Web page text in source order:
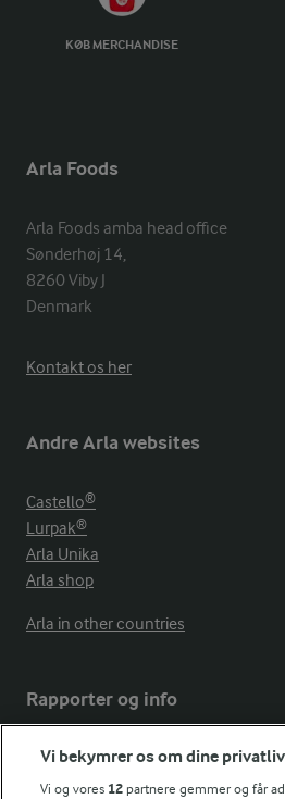
KØB MERCHANDISE
Arla Foods
Arla Foods amba head office
Sønderhøj 14,
8260 Viby J
Denmark
Kontakt os her
Andre Arla websites
Castello®
Lurpak®
Arla Unika
Arla shop
Arla in other countries
Rapporter og info
Årsrapport
FarmAhead™ Check rapport
Vi bekymrer os om dine
Vi og vores 12 partnere gemmer og får